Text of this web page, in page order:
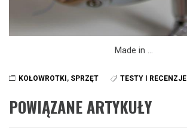
Made in …
KOŁOWROTKI , SPRZĘT TESTY I RECENZJE
POWIĄZANE ARTYKUŁY